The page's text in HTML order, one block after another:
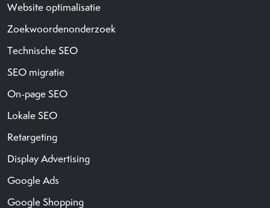
Website optimalisatie
Zoekwoordenonderzoek
Technische SEO
SEO migratie
On-page SEO
Lokale SEO
Retargeting
Display Advertising
Google Ads
Google Shopping